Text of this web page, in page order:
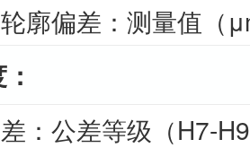
廓偏差：测量值（
：公差等级（H7-